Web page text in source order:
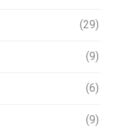
(29)
(9)
(6)
(9)